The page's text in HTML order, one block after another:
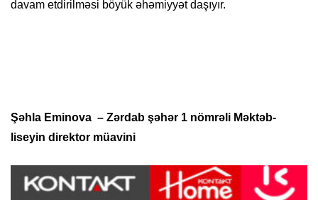
davam etdirilməsi böyük əhəmiyyət daşıyır.
Şəhla Eminova – Zərdab şəhər 1 nömrəli Məktəb-
liseyin direktor müavini